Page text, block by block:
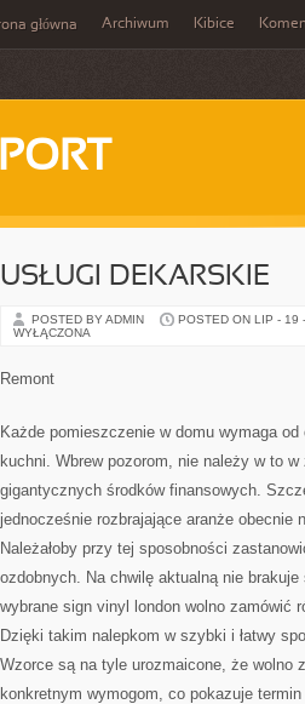
główna Archiwum Kibice
USŁUGI DEKARSKIE
POSTED BY ADMIN POSTED ON LIP - 19
WYŁĄCZONA
Remont
Każde pomieszczenie w domu wymaga
kuchni. Wbrew pozorom, nie należy w to
gigantycznych środków finansowych.
jednocześnie rozbrajające aranże obecnie
Należałoby przy tej sposobności
ozdobnych. Na chwilę aktualną nie
wybrane sign vinyl london wolno zamówić
Dzięki takim nalepkom w szybki i łatwy
Wzorce są na tyle urozmaicone, że wolno
konkretnym wymogom, co pokazuje